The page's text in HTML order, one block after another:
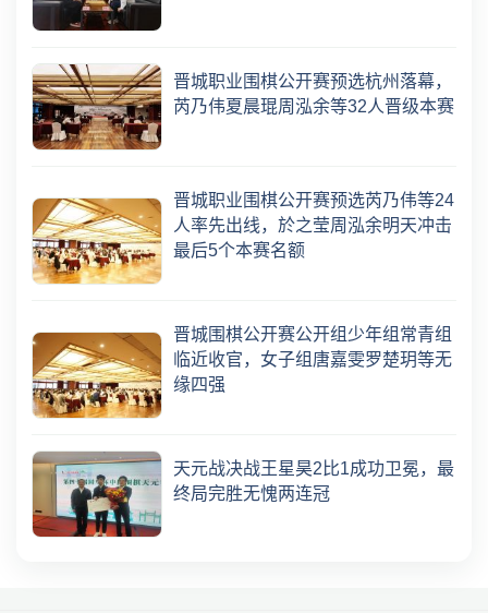
晋城职业围棋公开赛预选杭州落幕，
芮乃伟夏晨琨周泓余等32人晋级本赛
晋城职业围棋公开赛预选芮乃伟等24
人率先出线，於之莹周泓余明天冲击
最后5个本赛名额
晋城围棋公开赛公开组少年组常青组
临近收官，女子组唐嘉雯罗楚玥等无
缘四强
天元战决战王星昊2比1成功卫冕，最
终局完胜无愧两连冠